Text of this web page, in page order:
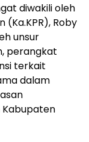
diwakili oleh
(Ka.KPR), Roby
unsur
perangkat
terkait
dalam
Kabupaten